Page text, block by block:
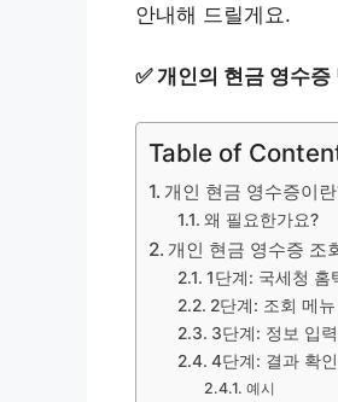
안내해 드릴게요.
✅개인의 현금 영수
Table of
개인 현금 영수증이
왜 필요한가요?
개인 현금 영수증 조
1단계: 국세청 홈
2단계: 조회 메뉴
3단계: 정보 입력
4단계: 결과 확인
예시